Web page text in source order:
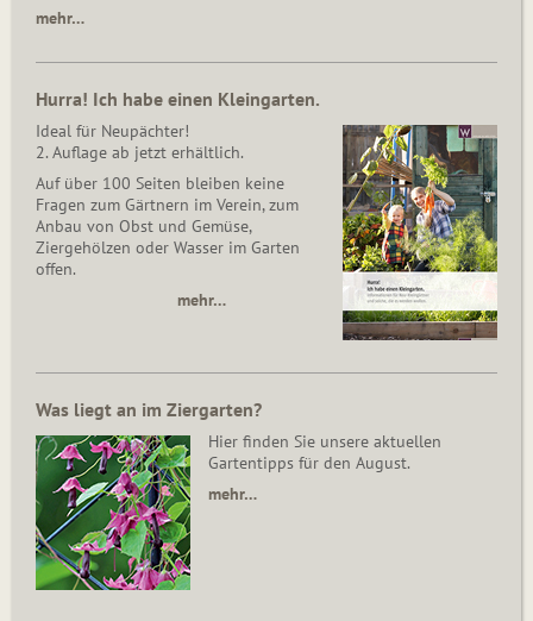
mehr…
Hurra! Ich habe einen Kleingarten.
Ideal für Neupächter!
2. Auflage ab jetzt erhältlich.
Auf über 100 Seiten bleiben keine
Fragen zum Gärtnern im Verein, zum
Anbau von Obst und Gemüse,
Ziergehölzen oder Wasser im Garten
offen.
mehr…
Was liegt an im Ziergarten?
Hier finden Sie unsere aktuellen
Gartentipps für den August.
mehr…